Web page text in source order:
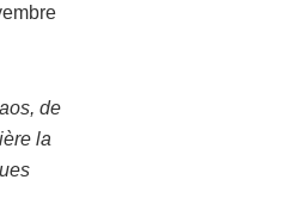
de
la